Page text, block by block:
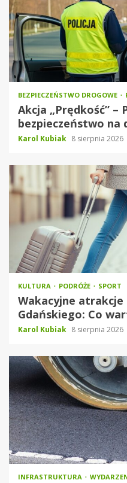
BEZPIECZEŃSTWO DROGOWE
Akcja „Prędkość” –
bezpieczeństwo na
Karol Kubiak 8 sierpnia 2026
KULTURA PODRÓŻE SPORT
Wakacyjne
Gdańskiego: Co
Karol Kubiak 8 sierpnia 2026
INFRASTRUKTURA